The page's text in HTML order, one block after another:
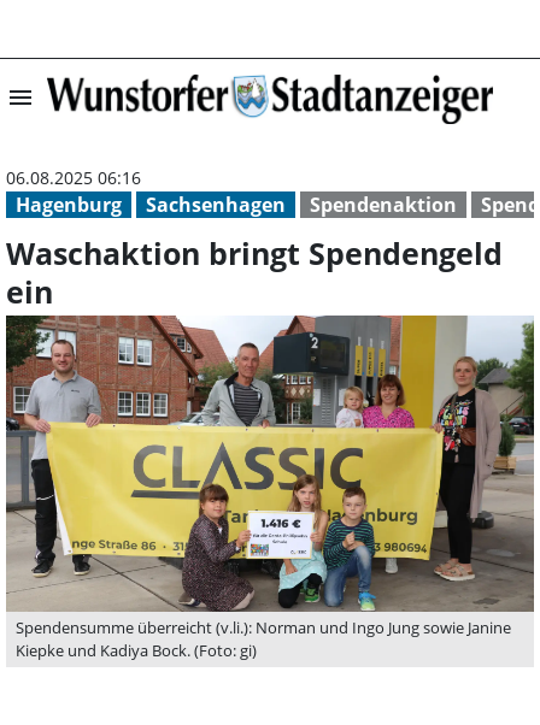
menu Waschaktion
Hagenburg Sachsenhagen Spendenaktion
06.08.2025 06:16
Waschaktion bringt Spendengeld
ein
Spendensumme überreicht (v.li.): Norman und Ingo Jung sowie Janine
Kiepke und Kadiya Bock. (Foto: gi)